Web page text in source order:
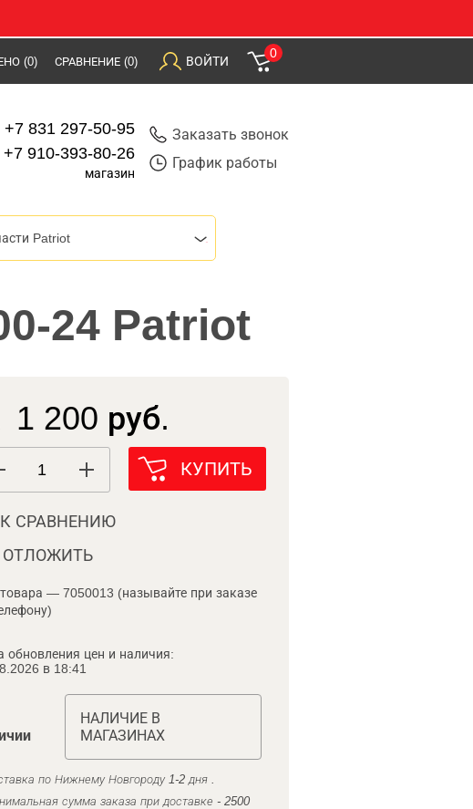
(0) СРАВНЕНИЕ (0) ВОЙТИ
0
+7 831 297-50-95
+7 910-393-80-26
магазин
Заказать звонок
График работы
Patriot
24 Patriot
1 200 руб.
КУПИТЬ
К СРАВНЕНИЮ
ОТЛОЖИТЬ
— 7050013 (называйте при заказе
обновления цен и наличия:
в 18:41
НАЛИЧИЕ В
МАГАЗИНАХ
по Нижнему Новгороду 1-2 дня .
сумма заказа при доставке - 2500